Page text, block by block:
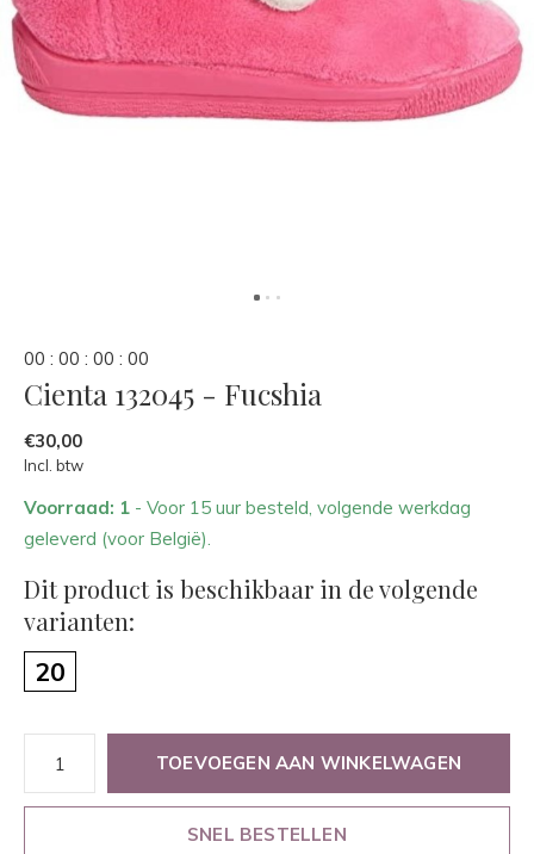
00 : 00 : 00 : 00
Cienta 132045 - Fucshia
€30,00
Incl. btw
Voorraad: 1 - Voor 15 uur besteld, volgende werkdag
geleverd (voor België).
Dit product is beschikbaar in de volgende
varianten:
20
TOEVOEGEN AAN WINKELWAGEN
SNEL BESTELLEN